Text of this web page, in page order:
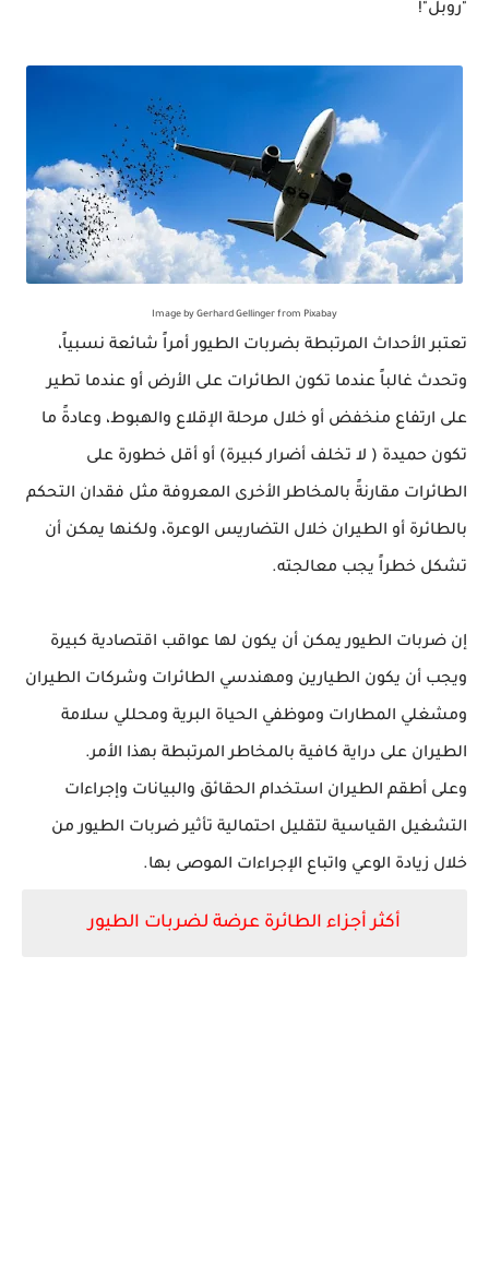
"روبل"!
Image by Gerhard Gellinger from Pixabay
تعتبرالأحداث المرتبطة بضربات الطيور أمراً شائعة نسبياً،
وتحدث غالباً عندما تكون الطائرات على الأرض أو عندما تطير
على ارتفاع منخفض أو خلال مرحلة الإقلاع والهبوط، وعادةً ما
تكون حميدة ( لا تخلف أضرار كبيرة) أو أقل خطورة على
الطائرات مقارنةً بالمخاطر الأخرى المعروفة مثل فقدان التحكم
بالطائرة أو الطيران خلال التضاريس الوعرة، ولكنها يمكن أن
تشكل خطراً يجب معالجته.
إن ضربات الطيور يمكن أن يكون لها عواقب اقتصادية كبيرة
ويجب أن يكون الطيارين ومهندسي الطائرات وشركات الطيران
ومشغلي المطارات وموظفي الحياة البرية ومحللي سلامة
الطيران على دراية كافية بالمخاطر المرتبطة بهذا الأمر.
وعلى أطقم الطيران استخدام الحقائق والبيانات وإجراءات
التشغيل القياسية لتقليل احتمالية تأثير ضربات الطيور من
خلال زيادة الوعي واتباع الإجراءات الموصى بها.
أكثر أجزاء الطائرة عرضة لضربات الطيور